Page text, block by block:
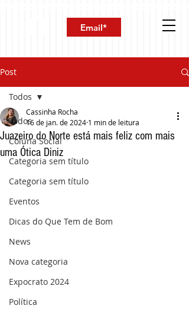
Post
Todos
Coluna Social
Categoria sem título
Categoria sem título
Eventos
Dicas do Que Tem de Bom
News
Nova categoria
Expocrato 2024
Política
Todos
Juazeiro do Norte está mais feliz com mais
uma Ótica Diniz
Cassinha Rocha
16 de jan. de 2024 1 min de leitura